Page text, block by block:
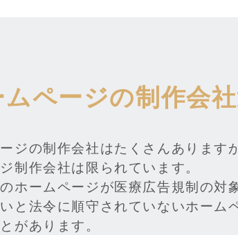
ムページの制作会
ジの制作会社はたくさんあります
制作会社は限られています。
ホームページが医療広告規制の対
と法令に順守されていないホーム
があります。